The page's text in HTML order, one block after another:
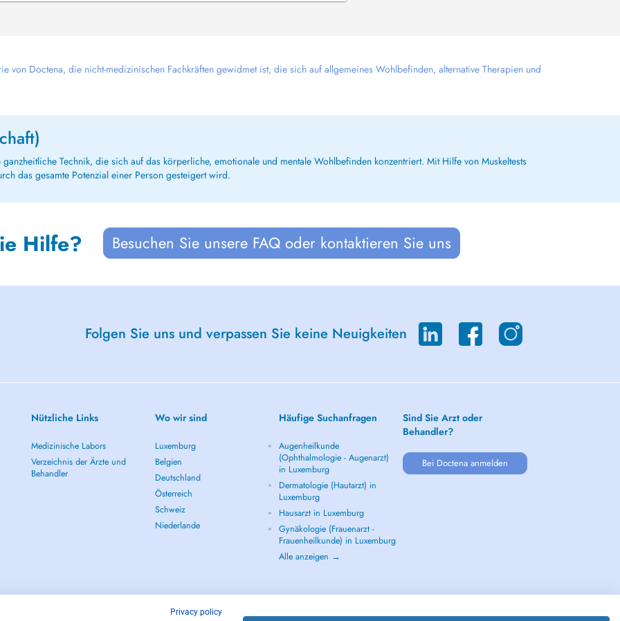
von Doctena, die nicht-medizinischen Fachkräften gewidmet ist, die sich auf allgemeines Wohlbefinden, alternative Therapien und
Technik, die sich auf das körperliche, emotionale und mentale Wohlbefinden konzentriert. Mit Hilfe von Muskeltests
das gesamte Potenzial einer Person gesteigert wird.
Hilfe? Besuchen Sie unsere FAQ oder kontaktieren Sie uns
Folgen Sie uns und verpassen Sie keine Neuigkeiten
Nützliche Links
Medizinische Labors
Verzeichnis der Ärzte und
Behandler
Wo wir sind
Luxemburg
Belgien
Deutschland
Österreich
Schweiz
Niederlande
Häufige Suchanfragen
Augenheilkunde
(Ophthalmologie - Augenarzt)
in Luxemburg
Dermatologie (Hautarzt) in
Luxemburg
Hausarzt in Luxemburg
Gynäkologie (Frauenarzt -
Frauenheilkunde) in Luxemburg
Alle anzeigen →
Sind Sie Arzt oder
Behandler?
Bei Doctena anmelden
Privacy policy